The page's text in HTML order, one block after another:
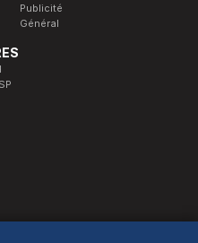
Publicité
Général
et Numérique.